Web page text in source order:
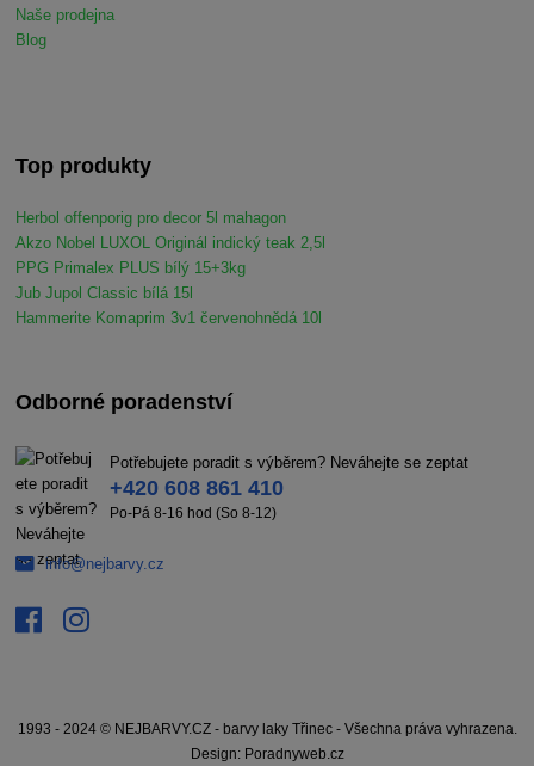
Naše prodejna
Blog
Top produkty
Herbol offenporig pro decor 5l mahagon
Akzo Nobel LUXOL Originál indický teak 2,5l
PPG Primalex PLUS bílý 15+3kg
Jub Jupol Classic bílá 15l
Hammerite Komaprim 3v1 červenohnědá 10l
Odborné poradenství
Potřebujete poradit s výběrem? Neváhejte se zeptat
+420 608 861 410
Po-Pá 8-16 hod (So 8-12)
info@nejbarvy.cz
1993 - 2024 © NEJBARVY.CZ - barvy laky Třinec - Všechna práva vyhrazena.
Design: Poradnyweb.cz